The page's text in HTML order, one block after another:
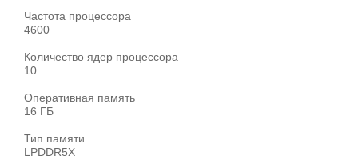
Частота процессора
4600
Количество ядер процессора
10
Оперативная память
16 ГБ
Тип памяти
LPDDR5X